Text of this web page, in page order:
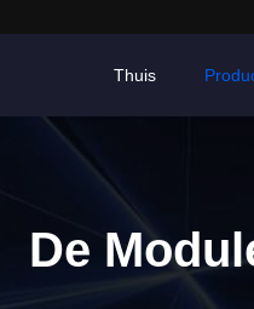
Thuis
De